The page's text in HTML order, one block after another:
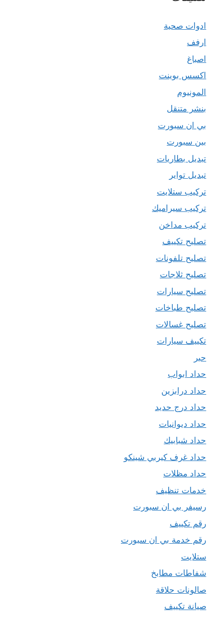
ادوات صحية
ارفف
اصباغ
اكسس بوينت
المونيوم
بنشر متنقل
بي ان سبورت
بين سبورت
تبديل بطاريات
تبديل تواير
تركيب ستلايت
تركيب سيراميك
تركيب مداخن
تصليح تكييف
تصليح تلفونات
تصليح ثلاجات
تصليح سيارات
تصليح طباخات
تصليح غسالات
تكييف سيارات
حبر
حداد ابواب
حداد درابزين
حداد درج حديد
حداد ديوانيات
حداد شبابيك
حداد غرف كيربي شينكو
حداد مظلات
خدمات تنظيف
رسيفر بي ان سبورت
رقم تكييف
رقم خدمة بي ان سبورت
ستلايت
شفاطات مطابخ
صالونات حلاقة
صيانة تكييف